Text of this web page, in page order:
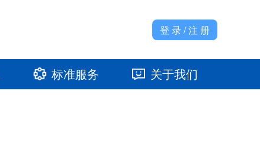
登 录 / 注 册
标准服务 关于我们